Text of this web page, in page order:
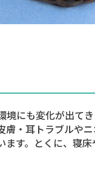
にも変化が出てき
・耳トラブルや
す。とくに、寝